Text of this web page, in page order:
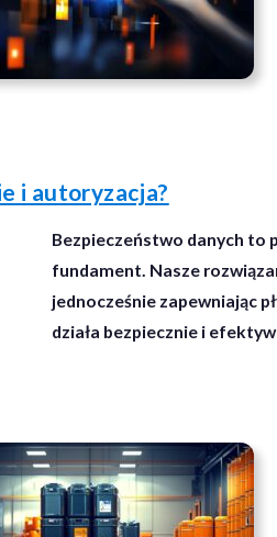
i autoryzacja?
Bezpieczeństwo danych to
fundament. Nasze
jednocześnie zapewniając
działa bezpiecznie i